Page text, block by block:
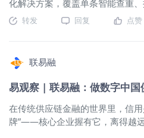
驱动”转向“数据+算法驱动”。 传
数字化平台 政策与技术双重变革
ERP、司库系统实现自动结算；二
参考标准。 立足 “科技助力可持续
链金融发展” 核心使命，联易融依
践，以无纸化、线上化重构传统供
金融高耗能模式。 在企业内部绿色
层面，公司全面推行全流程线上
理，线下尽调、纸质单据流转大幅
减，累计减少交通碳排放约
化解决方案，覆盖单条智能查重、
多主体查询、多样式附件解析、全
批量导出、分级账号管理五大核心
级。 五大核心能力，一站式解决中
查痛点 一键智能查重 自研
OCR+NLP+多模态识别，识别准
99%+； 支持发票 / 合同 / 风险关
检索、连号发票匹配； 自动高亮
中信息，识别带水印、换行非标
转发 回复 点赞
联易融
易观察 | 联易融：做数字中国
在传统供应链金融的世界里，信
牌”——核心企业握有它，离得越